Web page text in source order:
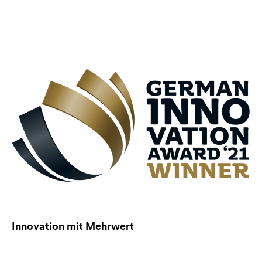
Innovation mit Mehrwert